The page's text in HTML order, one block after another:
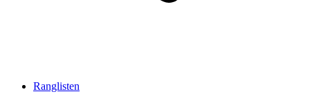
Ranglisten